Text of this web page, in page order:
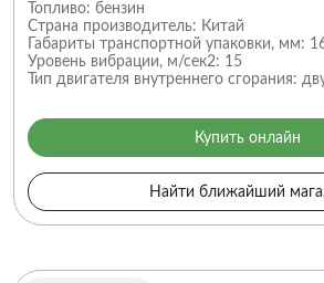
Топливо: бензин
Страна производитель: Китай
Габариты транспортной упаковки, мм:
Уровень вибрации, м/сек2: 15
Тип двигателя внутреннего сгорания:
Купить онлайн
Найти ближайший